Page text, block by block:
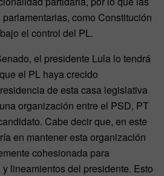
como Constitución
el control del PL.
el presidente Lula lo tendrá
el PL haya crecido
de esta casa legislativa
organización entre el PSD, PT
Cabe decir que, en este
en mantener esta organización
cohesionada para
lineamientos del presidente. Esto